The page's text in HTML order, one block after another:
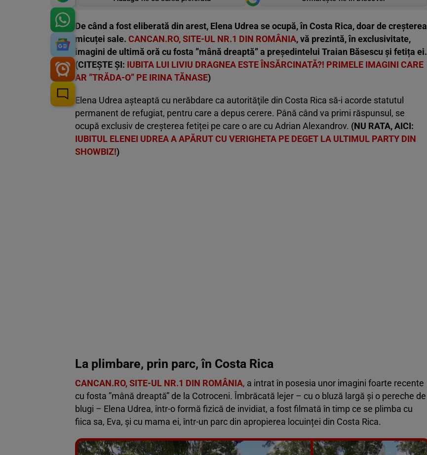
De când a fost eliberată din arest, Elena Udrea se ocupă, în Costa Rica, doar de creșterea
micuței sale. CANCAN.RO, SITE-UL NR.1 DIN ROMÂNIA, vă prezintă, în exclusivitate,
imagini de ultimă oră cu fosta ”mână dreaptă” a președintelui Traian Băsescu și fetița ei.
(CITEȘTE ȘI: IUBITA LUI LIVIU DRAGNEA ESTE ÎNSĂRCINATĂ?! PRIMELE IMAGINI CARE
AR ”TRĂDA-O” PE IRINA TĂNASE)
Elena Udrea aşteaptă cu nerăbdare ca autorităţile din Costa Rica să-i acorde statutul
permanent de refugiat, pentru care a depus cerere. Până când va primi răspunsul, se
ocupă exclusiv de creșterea fetiței pe care o are cu Adrian Alexandrov. (NU RATA, AICI:
IUBITUL ELENEI UDREA A APĂRUT CU VERIGHETA PE DEGET LA ULTIMUL PARTY DIN
SHOWBIZ!)
La plimbare, prin parc, în Costa Rica
CANCAN.RO, SITE-UL NR.1 DIN ROMÂNIA, a intrat în posesia unor imagini foarte recente
cu fosta ”mână dreaptă” de la Cotroceni. Îmbrăcată lejer – cu o bluză largă și o pereche de
blugi – Elena Udrea, într-o formă fizică de invidiat, a fost filmată în timp ce se plimba cu
fiica sa, Eva, și cu mama ei, într-un parc din apropierea locuinței din Costa Rica.